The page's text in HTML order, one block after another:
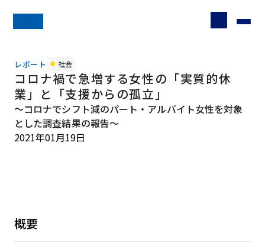
レポート 社会
コロナ禍で急増する女性の「実質的休
業」と「支援からの孤立」
～コロナでシフト減のパート・アルバイト女性を対象
とした調査結果の報告～
2021年01月19日
概要